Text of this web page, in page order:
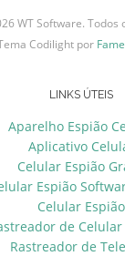
WT Software. Todos
Codilight por
LINKS ÚTEIS
Aparelho Espião
Aplicativo
Celular Espião
Espião
Celular Espião
de
Rastreador de